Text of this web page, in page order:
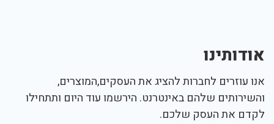
אודותינו
אנו עוזרים לחברות להציג את העסקים,המוצרים,
והשירותים שלהם באינטרנט. הירשמו עוד היום ותתחילו
לקדם את העסק שלכם.